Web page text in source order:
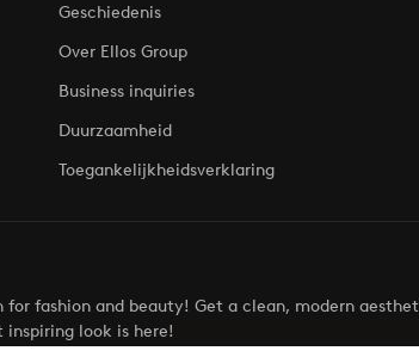
Geschiedenis
Over Ellos Group
Business inquiries
Duurzaamheid
Toegankelijkheidsverklaring
fashion and beauty! Get a clean, modern
inspiring look is here!